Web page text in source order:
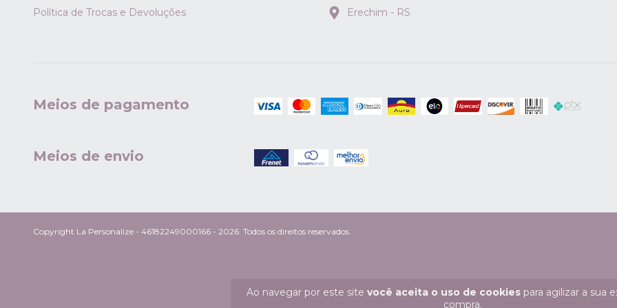
Ao navegar por este site você aceita o uso de cookies para agilizar a sua
compra.
Política de Trocas e Devoluções Erechim - RS
Meios de pagamento
Meios de envio
Copyright La Personalize - 46182249000166 - 2026. Todos os direitos reservados.